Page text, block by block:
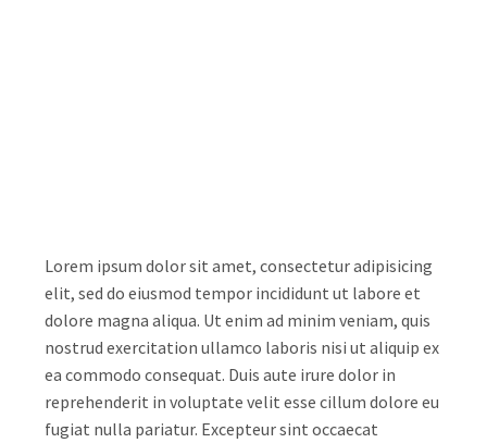
Lorem ipsum dolor sit amet, consectetur adipisicing
elit, sed do eiusmod tempor incididunt ut labore et
dolore magna aliqua. Ut enim ad minim veniam, quis
nostrud exercitation ullamco laboris nisi ut aliquip ex
ea commodo consequat. Duis aute irure dolor in
reprehenderit in voluptate velit esse cillum dolore eu
fugiat nulla pariatur. Excepteur sint occaecat